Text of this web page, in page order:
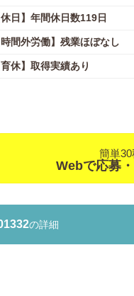
休日】年間休日数119日
時間外労働】残業ほぼなし
育休】取得実績あり
簡単30
Webで応募
の詳細